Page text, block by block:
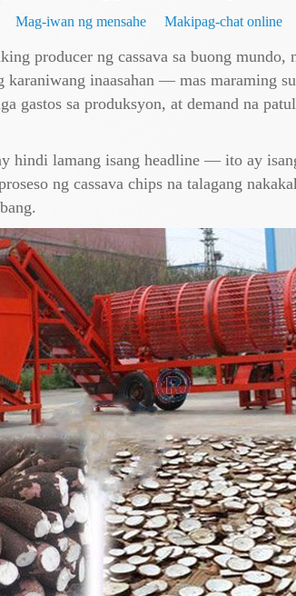
Mag-iwan ng mensahe Makipag-chat online
producer ng cassava sa buong mundo,
karaniwang inaasahan — mas maraming
gastos sa produksyon, at demand na
hindi lamang isang headline — ito ay
ng cassava chips na talagang